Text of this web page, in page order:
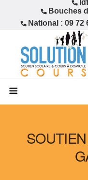
Bouches
National : 09 72